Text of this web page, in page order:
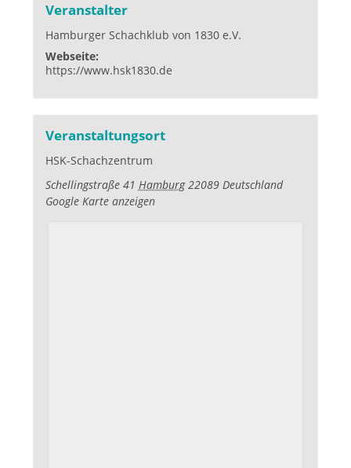
Veranstalter
Hamburger Schachklub von 1830 e.V.
Webseite:
https://www.hsk1830.de
Veranstaltungsort
HSK-Schachzentrum
Schellingstraße 41 Hamburg 22089 Deutschland
Google Karte anzeigen